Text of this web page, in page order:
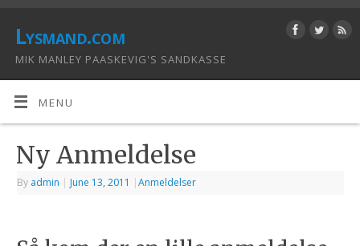
Lysmand.com
MIK MANLEY PAASKEVIG'S SANDKASSE
MENU
Ny Anmeldelse
By admin | June 13, 2011 |Anmeldelser